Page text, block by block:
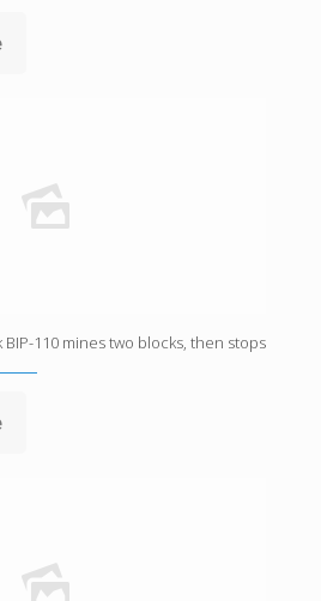
110 mines two blocks, then stops